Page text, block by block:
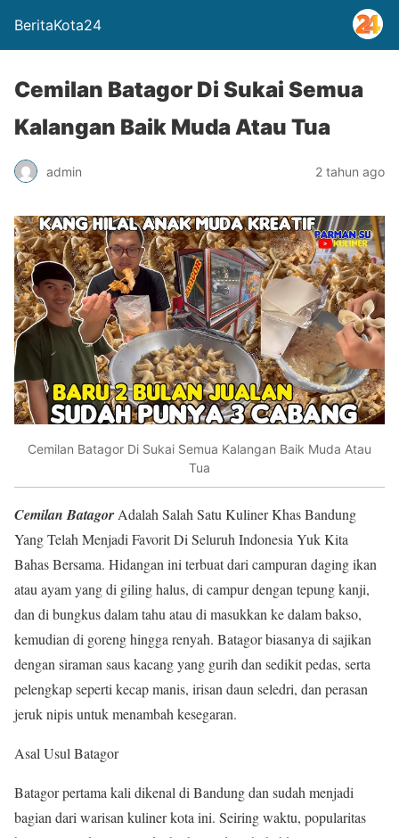
BeritaKota24
Cemilan Batagor Di Sukai Semua
Kalangan Baik Muda Atau Tua
admin 2 tahun ago
Cemilan Batagor Di Sukai Semua Kalangan Baik Muda Atau
Tua
Cemilan Batagor Adalah Salah Satu Kuliner Khas Bandung
Yang Telah Menjadi Favorit Di Seluruh Indonesia Yuk Kita
Bahas Bersama. Hidangan ini terbuat dari campuran daging ikan
atau ayam yang di giling halus, di campur dengan tepung kanji,
dan di bungkus dalam tahu atau di masukkan ke dalam bakso,
kemudian di goreng hingga renyah. Batagor biasanya di sajikan
dengan siraman saus kacang yang gurih dan sedikit pedas, serta
pelengkap seperti kecap manis, irisan daun seledri, dan perasan
jeruk nipis untuk menambah kesegaran.
Asal Usul Batagor
Batagor pertama kali dikenal di Bandung dan sudah menjadi
bagian dari warisan kuliner kota ini. Seiring waktu, popularitas